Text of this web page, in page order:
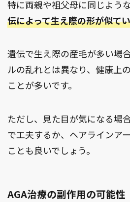
特に両親や祖父母に同じよう
伝によって生え際の形が似て
遺伝で生え際の産毛が多い場
ルの乱れとは異なり、健康上
ことが多いです。
ただし、見た目が気になる場
で工夫するか、ヘアラインア
ことも良いでしょう。
AGA治療の副作用の可能性